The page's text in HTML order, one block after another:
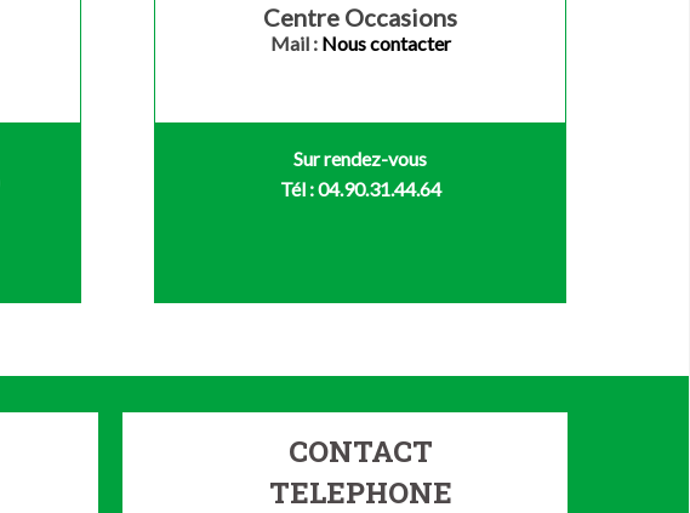
Centre Occasions
Mail : Nous contacter
Sur rendez-vous
Tél : 04.90.31.44.64
CONTACT
TELEPHONE